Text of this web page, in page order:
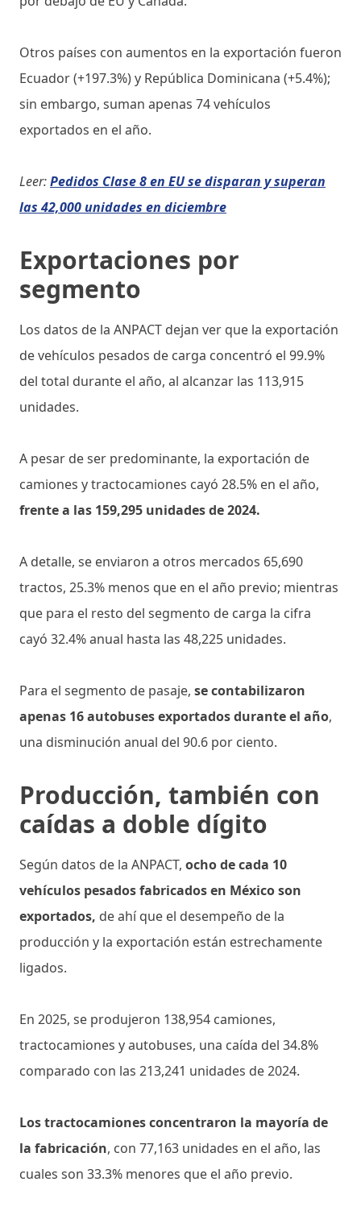
Otros países con aumentos en la exportación fueron
Ecuador (+197.3%) y República Dominicana (+5.4%);
sin embargo, suman apenas 74 vehículos
exportados en el año.
Leer:Pedidos Clase 8 en EU se disparan y superan
las 42,000 unidades en diciembre
Exportaciones por
segmento
Los datos de la ANPACT dejan ver que la exportación
de vehículos pesados de carga concentró el 99.9%
del total durante el año, al alcanzar las 113,915
unidades.
A pesar de ser predominante, la exportación de
camiones y tractocamiones cayó 28.5% en el año,
frente a las 159,295 unidades de 2024.
A detalle, se enviaron a otros mercados 65,690
tractos, 25.3% menos que en el año previo; mientras
que para el resto del segmento de carga la cifra
cayó 32.4% anual hasta las 48,225 unidades.
Para el segmento de pasaje, se contabilizaron
apenas 16 autobuses exportados durante el año,
una disminución anual del 90.6 por ciento.
Producción, también con
caídas a doble dígito
Según datos de la ANPACT, ocho de cada 10
vehículos pesados fabricados en México son
exportados, de ahí que el desempeño de la
producción y la exportación están estrechamente
ligados.
En 2025, se produjeron 138,954 camiones,
tractocamiones y autobuses, una caída del 34.8%
comparado con las 213,241 unidades de 2024.
Los tractocamiones concentraron la mayoría de
la fabricación, con 77,163 unidades en el año, las
cuales son 33.3% menores que el año previo.